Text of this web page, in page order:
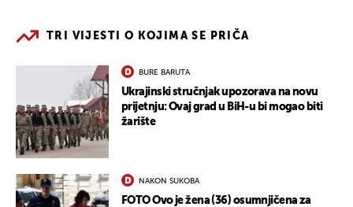
TRI VIJESTI O KOJIMA SE PRIČA
BURE BARUTA
Ukrajinski stručnjak upozorava na novu
prijetnju: Ovaj grad u BiH-u bi mogao biti
žarište
NAKON SUKOBA
FOTO Ovo je žena (36) osumnjičena za